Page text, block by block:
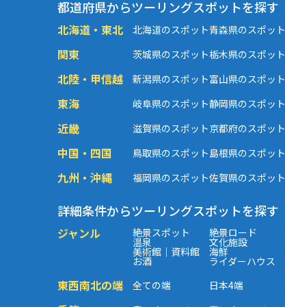
都道府県からツーリングスポットを探す
北海道・東北 北海道のスポット青森県のスポット
関東 茨城県のスポット栃木県のスポット
北陸・甲信越 新潟県のスポット富山県のスポット
東海 岐阜県のスポット静岡県のスポット
近畿 滋賀県のスポット京都府のスポット
中国・四国 鳥取県のスポット島根県のスポット
九州・沖縄 福岡県のスポット佐賀県のスポット
詳細条件からツーリングスポットを探す
ジャンル 絶景スポット 絶景ロード
温泉 文化施設
美術館｜資料館 海鮮
お酒 ライダーハウス
東西南北の端 全ての端 日本4端